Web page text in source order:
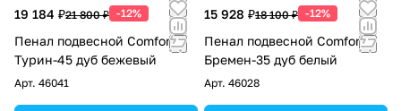
19 184 ₽21 800 ₽ -12%
Пенал подвесной Comforty
Турин-45 дуб бежевый
Арт. 46041
15 928 ₽18 100 ₽ -12%
Пенал подвесной Comforty
Бремен-35 дуб белый
Арт. 46028